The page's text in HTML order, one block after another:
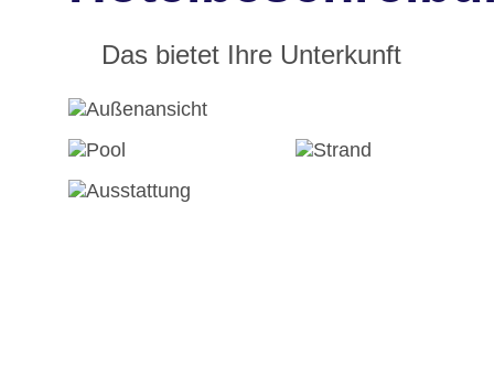
Das bietet Ihre Unterkunft